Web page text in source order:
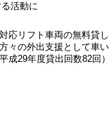
活動に
対応リフト車両の無料
々の外出支援として車
成29年度貸出回数82回